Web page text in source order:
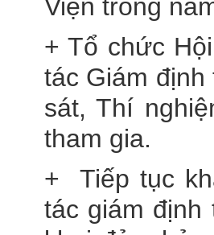
Viện trong
+ Tổ chức
tác Giám
sát, Thí
tham gia.
+ Tiếp tục
tác giám